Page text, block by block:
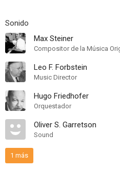
Sonido
Max Steiner
Compositor de la Música
Leo F. Forbstein
Music Director
Hugo Friedhofer
Orquestador
Oliver S. Garretson
Sound
1 más